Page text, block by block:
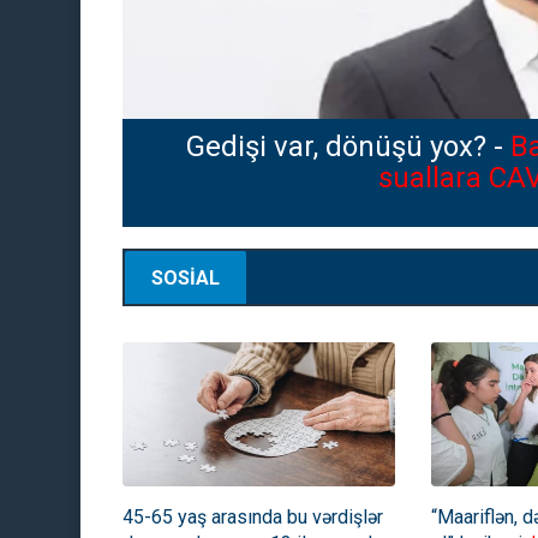
Paşinyan İlham Əliyevə zəng
"Azərlotereya"nın "Poz-
manatdan
SOSİAL
45-65 yaş arasında bu vərdişlər
“Maariflən,